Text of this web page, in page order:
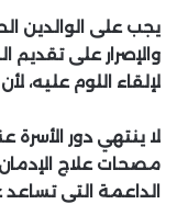
يجب على الوالدين
والإصرار على
لإلقاء اللوم عليه،
لا ينتهي دور الأسرة
مصحات علاج
الداعمة التي تساعد